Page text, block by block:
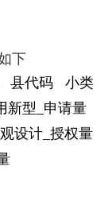
下
代码 小类
新型_申请量
设计_授权量